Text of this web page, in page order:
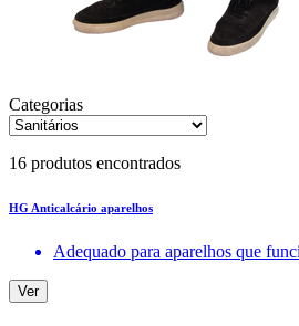
Categorias
16 produtos encontrados
HG Anticalcário aparelhos
Adequado para aparelhos que
Ver